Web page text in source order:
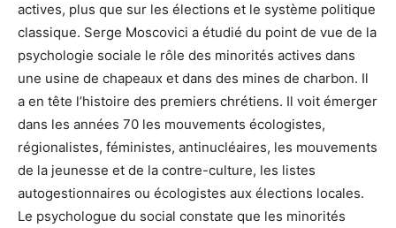
actives, plus que sur les élections et le système politique
classique. Serge Moscovici a étudié du point de vue de la
psychologie sociale le rôle des minorités actives dans
une usine de chapeaux et dans des mines de charbon. Il
a en tête l’histoire des premiers chrétiens. Il voit émerger
dans les années 70 les mouvements écologistes,
régionalistes, féministes, antinucléaires, les mouvements
de la jeunesse et de la contre-culture, les listes
autogestionnaires ou écologistes aux élections locales.
Le psychologue du social constate que les minorités